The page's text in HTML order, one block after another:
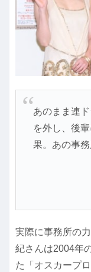
あのまま連
を外し、後
果。あの事
実際に事務所の
紀さんは2004年
た「オスカープ